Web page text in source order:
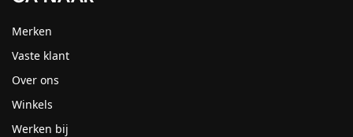
Merken
Vaste klant
Over ons
Winkels
Werken bij